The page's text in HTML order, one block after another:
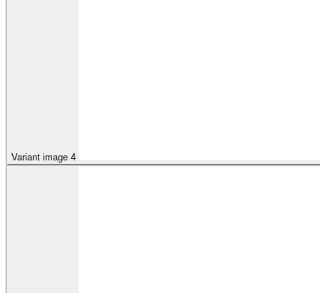
Variant image 4